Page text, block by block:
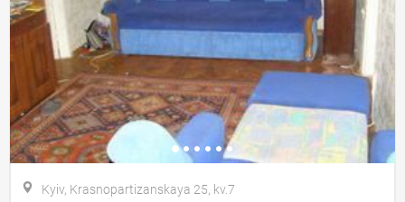
Kyiv, Krasnopartizanskaya 25, kv.7